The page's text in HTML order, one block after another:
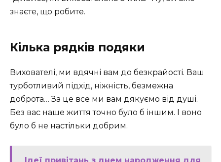
знаєте, що робите.
Кілька рядків подяки
Вихователі, ми вдячні вам до безкрайості. Ваш
турботливий підхід, ніжність, безмежна
доброта… За це все ми вам дякуємо від душі.
Без вас наше життя точно було б іншим. І воно
було б не настільки добрим.